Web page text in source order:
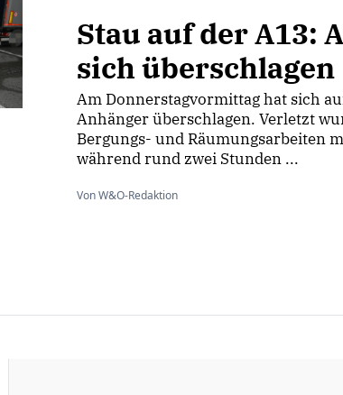
Stau auf der A13:
sich überschlagen
Am Donnerstagvormittag hat sich
Anhänger überschlagen. Verletzt
Bergungs- und Räumungsarbeiten
während rund zwei Stunden ...
Von W&O-Redaktion